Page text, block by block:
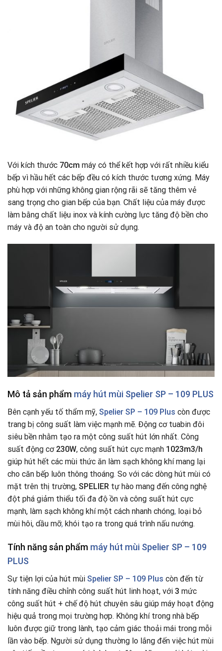
Với kích thước 70cm máy có thể kết hợp với rất nhiều kiểu
bếp vì hầu hết các bếp đều có kích thước tương xứng. Máy
phù hợp với những không gian rộng rãi sẽ tăng thêm vẻ
sang trọng cho gian bếp của bạn. Chất liệu của máy được
làm bằng chất liệu inox và kính cường lực tăng độ bền cho
máy và độ an toàn cho người sử dụng.
Mô tả sản phẩm máy hút mùi Spelier SP – 109 PLUS
Bên cạnh yếu tố thẩm mỹ, Spelier SP – 109 Plus còn được
trang bị công suất làm việc mạnh mẽ. Động cơ tuabin đôi
siêu bền nhằm tạo ra một công suất hút lớn nhất. Công
suất động cơ 230W, công suất hút cực mạnh 1023m3/h
giúp hút hết các mùi thức ăn làm sạch không khí mang lại
cho căn bếp luôn thông thoáng. So với các dòng hút mùi có
mặt trên thị trường, SPELIER tự hào mang đến công nghệ
đột phá giảm thiểu tối đa độ ồn và công suất hút cực
mạnh, làm sạch không khí một cách nhanh chóng, loại bỏ
mùi hôi, dầu mỡ, khói tạo ra trong quá trình nấu nướng.
Tính năng sản phẩm máy hút mùi Spelier SP – 109
PLUS
Sự tiện lợi của hút mùi Spelier SP – 109 Plus còn đến từ
tính năng điều chỉnh công suất hút linh hoạt, với 3 mức
công suất hút + chế độ hút chuyên sâu giúp máy hoạt động
hiệu quả trong mọi trường hợp. Không khí trong nhà bếp
luôn được giữ trong lành, tạo cảm giác thoải mái trong mỗi
lần vào bếp. Người sử dụng thường lo lắng đến việc hút mùi